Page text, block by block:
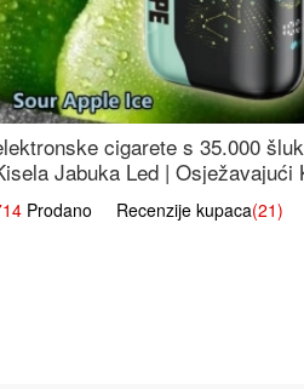
cigarete s 35.000
Jabuka Led | Osježavajući
Slatki Okus
Prodano Recenzije kupaca(21)